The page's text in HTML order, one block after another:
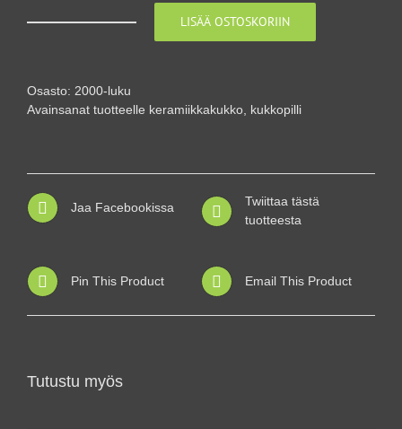
määrä
LISÄÄ OSTOSKORIIN
Osasto: 2000-luku
Avainsanat tuotteelle keramiikkakukko, kukkopilli
Jaa Facebookissa
Twiittaa tästä
tuotteesta
Pin This Product Email This Product
Tutustu myös